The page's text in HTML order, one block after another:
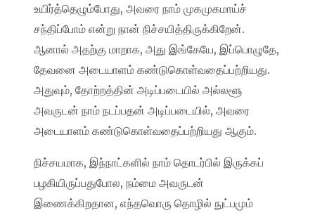
உயிர்த்தெழும்போது, அவரை நாம் முகமுகமாய்ச்
சந்திப்போம் என்று நான் நிச்சயித்திருக்கிறேன்.
ஆனால் அதற்கு மாறாக, அது இங்கேயே, இப்பொழுதே,
தேவனை அடையாளம் கண்டுகொள்வதைப்பற்றியது.
அதுவும், தோற்றத்தின் அடிப்படையில் அல்லளூ
அவருடன் நாம் நடப்பதன் அடிப்படையில், அவரை
அடையாளம் கண்டுகொள்வதைப்பற்றியது ஆகும்.
நிச்சயமாக, இந்நாட்களில் நாம் தொடர்பில் இருக்கப்
பழகியிருப்பதுபோல, நம்மை அவருடன்
இணைக்கிறதான, எந்தவொரு தொழில் நுட்பமும்